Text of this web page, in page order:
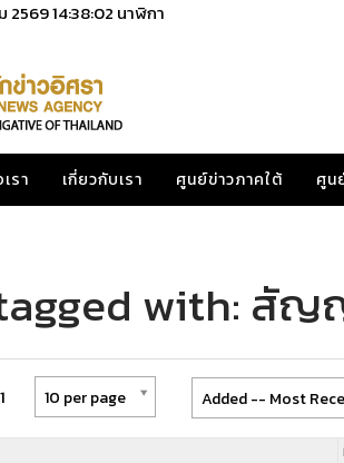
256914:38:02 นาฬิกา
รา เกี่ยวกับเรา ศูนย์ข่าวภาคใต้ ศูน
with: สั
10 per page Added -- Most